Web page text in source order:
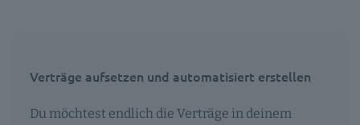
Verträge aufsetzen und automatisiert erstellen
Du möchtest endlich die Verträge in deinem